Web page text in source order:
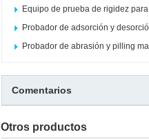
Equipo de prueba de rigidez
Probador de adsorción y
Probador de abrasión y pilling
Comentarios
Otros productos